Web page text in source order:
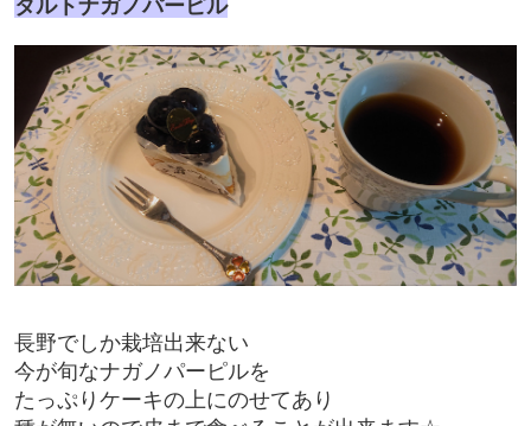
タルトナガノパーピル
長野でしか栽培出来ない
今が旬なナガノパーピルを
たっぷりケーキの上にのせてあり